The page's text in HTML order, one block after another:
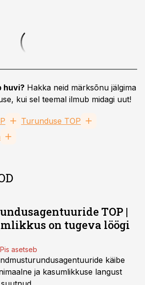
huvi? Hakka neid märksõnu jälgima
kui sel teemal ilmub midagi uut!
Turunduse TOP
TOP |
on tugeva löögi
asetseb
käibe
ja kasumlikkuse langust